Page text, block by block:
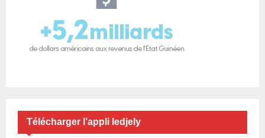
Télécharger l’appli ledjely